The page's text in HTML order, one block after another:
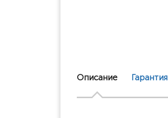
Описание Гарантия